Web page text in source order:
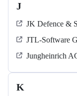
J
JK Defence &
JTL-Software
Jungheinrich
K